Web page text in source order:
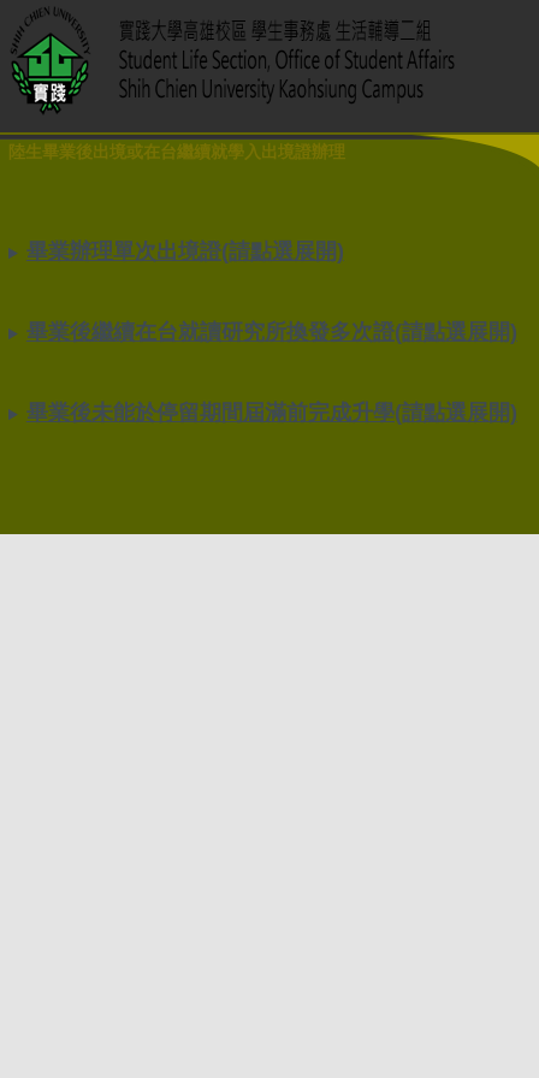
陸生畢業後出境或在台繼續就學入出境證辦理
畢業辦理單次出境證(請點選展開)
畢業後繼續在台就讀研究所換發多次證(請點選展開)
畢業後未能於停留期間屆滿前完成升學(請點選展開)